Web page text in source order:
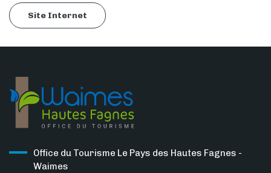
Site Internet
Office du Tourisme Le Pays des Hautes Fagnes -
Waimes